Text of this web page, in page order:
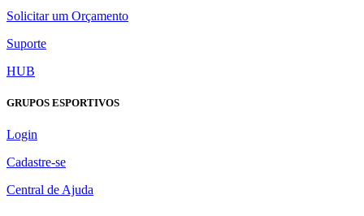
Solicitar um Orçamento
Suporte
HUB
GRUPOS ESPORTIVOS
Login
Cadastre-se
Central de Ajuda